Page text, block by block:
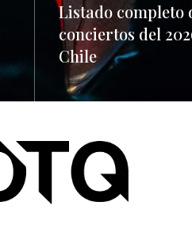
Listado completo
conciertos del
Chile
READ MORE